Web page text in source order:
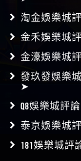
金合發娛樂
➤
淘金娛樂城
金禾娛樂城
金濠娛樂城
發玖發娛樂
➤
Q8娛樂城評
泰京娛樂城